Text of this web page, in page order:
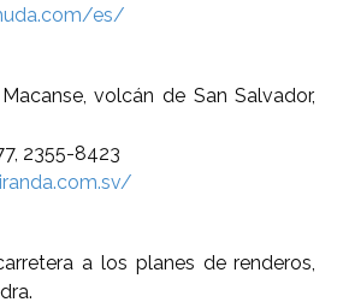
es/
volcán de San Salvador,
2355-8423
a los planes de renderos,